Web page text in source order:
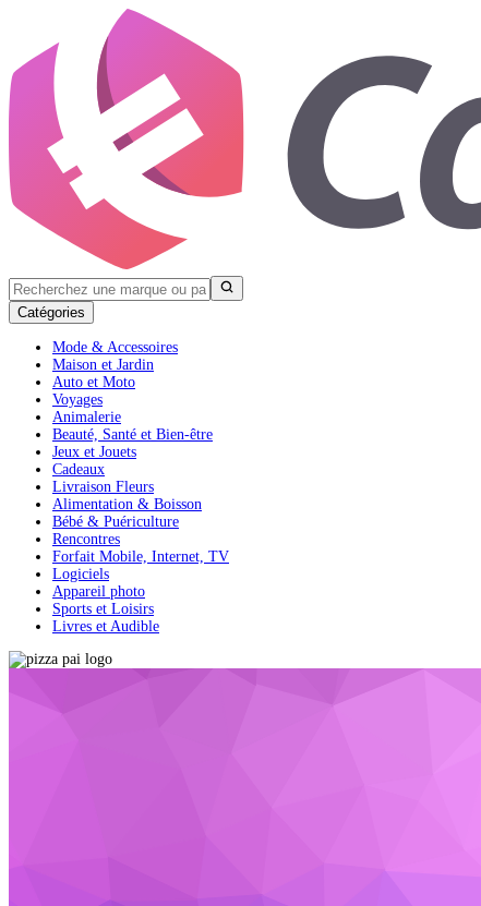
Catégories
Mode & Accessoires
Maison et Jardin
Auto et Moto
Voyages
Animalerie
Beauté, Santé et Bien-être
Jeux et Jouets
Cadeaux
Livraison Fleurs
Alimentation & Boisson
Bébé & Puériculture
Rencontres
Forfait Mobile, Internet, TV
Logiciels
Appareil photo
Sports et Loisirs
Livres et Audible